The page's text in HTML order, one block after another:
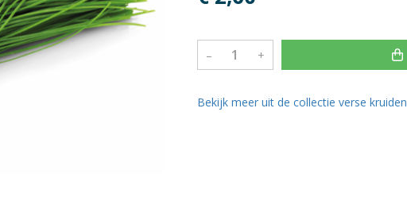
– +
Bekijk meer uit de collectie verse kruiden